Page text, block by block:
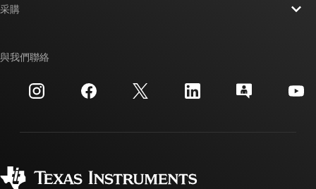
投資人關系
製造
交互參考搜索
客戶支援中心
myTI 帳戶常見問題解答
采購
訂購 FAQ
與我們聯絡